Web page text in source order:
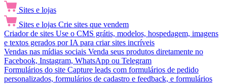
Sites e lojas
Sites e lojas Crie sites que vendem
Criador de sites Use o CMS grátis, modelos, hospedagem, imagens
e textos gerados por IA para criar sites incríveis
Vendas nas mídias sociais Venda seus produtos diretamente no
Facebook, Instagram, WhatsApp ou Telegram
Formulários do site Capture leads com formulários de pedido
personalizados, formulários de cadastro e feedback, e formulários